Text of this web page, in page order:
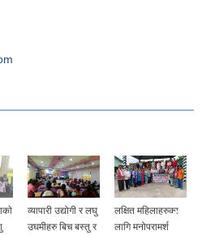
व्यापारी उद्योगी र लघु
उघमीहरु बिच बस्तु र
लक्षित महिलाहरुका
लागि मनोपरामर्श